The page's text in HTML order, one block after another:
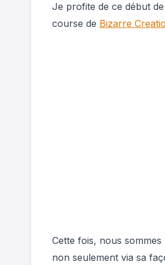
Je profite de ce début
course de Bizarre
Cette fois, nous sommes
non seulement via sa